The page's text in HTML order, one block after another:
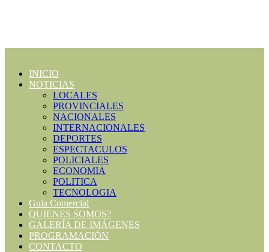
INICIO
NOTICIAS
LOCALES
PROVINCIALES
NACIONALES
INTERNACIONALES
DEPORTES
ESPECTACULOS
POLICIALES
ECONOMIA
POLITICA
TECNOLOGIA
Guia Comercial
QUIENES SOMOS?
GALERÍA DE IMÁGENES
PROGRAMACIÓN
CONTACTO